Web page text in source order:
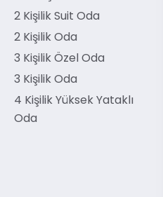
2 Kişilik Suit Oda
2 Kişilik Oda
3 Kişilik Özel Oda
3 Kişilik Oda
4 Kişilik Yüksek Yataklı
Oda